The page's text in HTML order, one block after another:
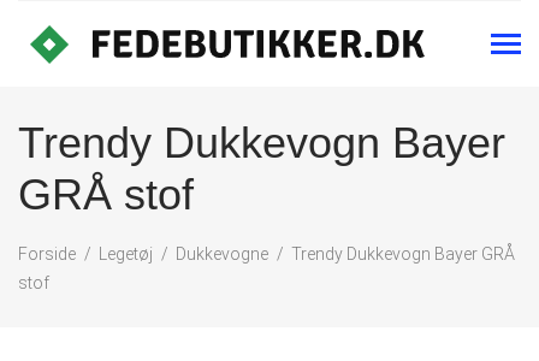
Trendy Dukkevogn Bayer
GRÅ stof
Forside Legetøj Dukkevogne
Trendy Dukkevogn Bayer GRÅ
stof